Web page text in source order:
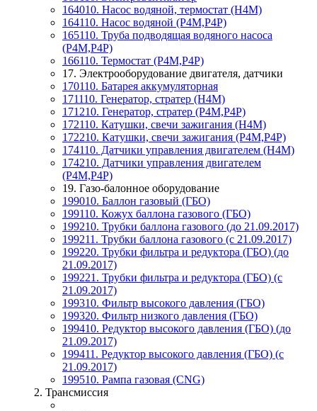
164010. Насос водяной, термостат (Н4М)
164110. Насос водяной (P4M,P4P)
165110. Труба подводящая водяного насоса
(P4M,P4P)
166110. Термостат (P4M,P4P)
17. Электрооборудование двигателя, датчики
170110. Батарея аккумуляторная
171110. Генератор, стратер (Н4М)
171210. Генератор, стратер (Р4М,Р4Р)
172110. Катушки, свечи зажигания (Н4М)
172210. Катушки, свечи зажигания (Р4М,Р4Р)
174110. Датчики управления двигателем (Н4М)
174210. Датчики управления двигателем
(Р4М,Р4Р)
19. Газо-балонное оборудование
199010. Баллон газовый (ГБО)
199110. Кожух баллона газового (ГБО)
199210. Трубки баллона газового (до 21.09.2017)
199211. Трубки баллона газового (с 21.09.2017)
199220. Трубки фильтра и редуктора (ГБО) (до
21.09.2017)
199221. Трубки фильтра и редуктора (ГБО) (с
21.09.2017)
199310. Фильтр высокого давления (ГБО)
199320. Фильтр низкого давления (ГБО)
199410. Редуктор высокого давления (ГБО) (до
21.09.2017)
199411. Редуктор высокого давления (ГБО) (с
21.09.2017)
199510. Рампа газовая (CNG)
2. Трансмиссия